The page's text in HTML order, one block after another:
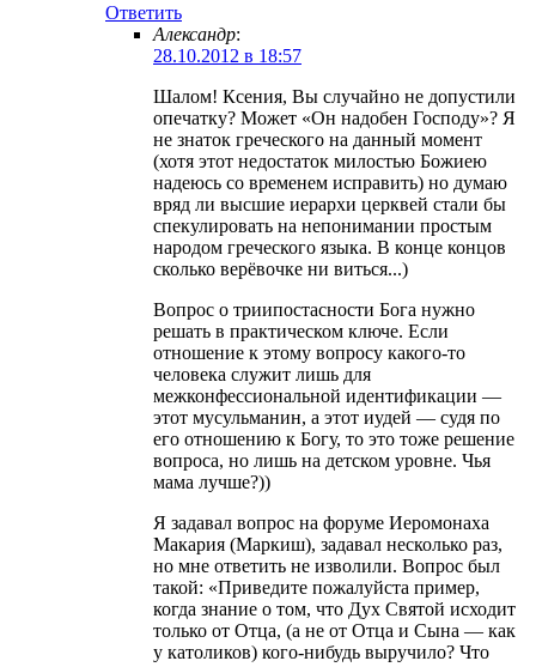
Ответить
Александр:
28.10.2012 в 18:57
Шалом! Ксения, Вы случайно не допустили
опечатку? Может «Он надобен Господу»? Я
не знаток греческого на данный момент
(хотя этот недостаток милостью Божиею
надеюсь со временем исправить) но думаю
вряд ли высшие иерархи церквей стали бы
спекулировать на непонимании простым
народом греческого языка. В конце концов
сколько верёвочке ни виться...)
Вопрос о триипостасности Бога нужно
решать в практическом ключе. Если
отношение к этому вопросу какого-то
человека служит лишь для
межконфессиональной идентификации —
этот мусульманин, а этот иудей — судя по
его отношению к Богу, то это тоже решение
вопроса, но лишь на детском уровне. Чья
мама лучше?))
Я задавал вопрос на форуме Иеромонаха
Макария (Маркиш), задавал несколько раз,
но мне ответить не изволили. Вопрос был
такой: «Приведите пожалуйста пример,
когда знание о том, что Дух Святой исходит
только от Отца, (а не от Отца и Сына — как
у католиков) кого-нибудь выручило? Что